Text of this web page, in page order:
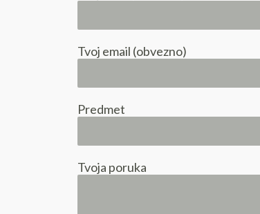
Tvoj email (obvezno)
Predmet
Tvoja poruka